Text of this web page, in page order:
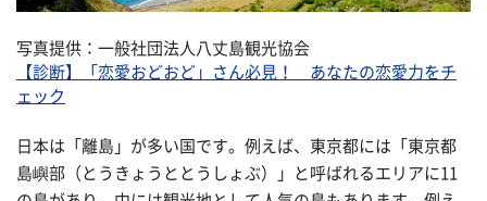
写真提供：一般社団法人八丈島観光協会
【診断】「恋愛おどおど」さん必見！ あなたの恋愛力をチ
ェック
日本は「離島」が多い国です。例えば、東京都には「東京都
島嶼部（とうきょうととうしょぶ）」と呼ばれるエリアに11